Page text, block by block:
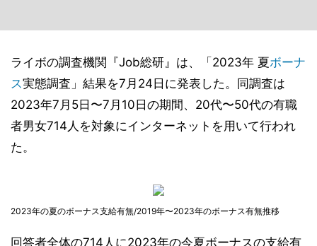
ライボの調査機関『Job総研』は、「2023年 夏ボーナ
ス実態調査」結果を7月24日に発表した。同調査は
2023年7月5日〜7月10日の期間、20代〜50代の有職
者男女714人を対象にインターネットを用いて行われ
た。
2023年の夏のボーナス支給有無/2019年〜2023年のボーナス有無推移
回答者全体の714人に2023年の今夏ボーナスの支給有